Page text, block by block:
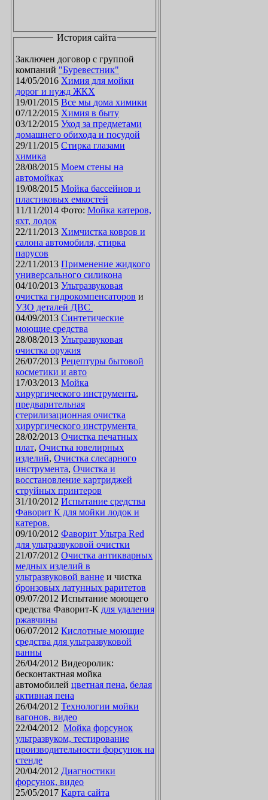
История сайта
Заключен договор с группой
компаний "Буревестник"
14/05/2016 Химия для мойки
дорог и нужд ЖКХ
19/01/2015
Все мы дома химики
07/12/2015 Химия в быту
03/12/2015 Уход за предметами
домашнего обихода и посудой
29/11/2015 Стирка глазами
химика
28/08/2015 Моем стены на
автомойках
19/08/2015 Мойка бассейнов и
пластиковых емкостей
11/11/2014 Фото: Мойка катеров,
яхт, лодок
22/11/2013 Химчистка ковров и
салона автомобиля, стирка
парусов
22/11/2013 Применение жидкого
универсального силикона
04/10/2013 Ультразвуковая
очистка гидрокомпенсаторов и
УЗО деталей ДВС
04/09/2013 Синтетические
моющие средства
28/08/2013 Ультразвуковая
очистка оружия
26/07/2013 Рецептуры бытовой
косметики и авто
17/03/2013 Мойка
хирургического инструмента,
предварительная
стерилизационная очистка
хирургического инструмента
28/02/2013 Очистка печатных
плат, Очистка ювелирных
изделий, Очистка слесарного
инструмента, Очистка и
восстановление картриджей
струйных принтеров
31/10/2012 Испытание средства
Фаворит К для мойки лодок и
катеров.
09/10/2012 Фаворит Ультра Red
для ультразвуковой очистки
21/07/2012 Очистка антикварных
медных изделий в
ультразвуковой ванне и чистка
бронзовых латунных раритетов
09/07/2012 Испытание моющего
средства Фаворит-К для удаления
ржавчины
06/07/2012 Кислотные моющие
средства для ультразвуковой
ванны
26/04/2012 Видеоролик:
бесконтактная мойка
автомобилей цветная пена, белая
активная пена
26/04/2012 Технологии мойки
вагонов, видео
22/04/2012 Мойка форсунок
ультразвуком, тестирование
производительности форсунок на
стенде
20/04/2012 Диагностики
форсунок, видео
25/05/2017 Карта сайта